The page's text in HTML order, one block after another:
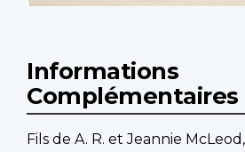
Informations
Complémentaires
Fils de A. R. et Jeannie